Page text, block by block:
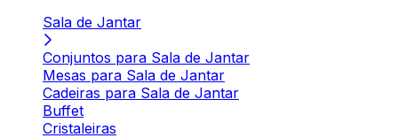
Sala de Jantar
Conjuntos para Sala de Jantar
Mesas para Sala de Jantar
Cadeiras para Sala de Jantar
Buffet
Cristaleiras